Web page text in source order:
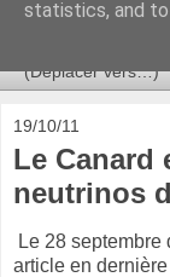
L'infini se
19/10/11
Le Canard
neutrinos
Le 28
article en
statistics, and